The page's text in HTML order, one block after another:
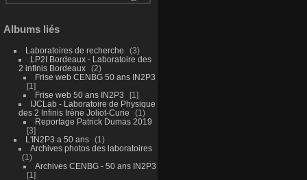
Albums liés
Laboratoires de recherche
3
LP2I Bordeaux - Laboratoire des
2 infinis Bordeaux
2
Frise web CENBG 50 ans IN2P3
1
Frise web 50 ans IN2P3
1
IJCLab - Laboratoire de Physique
des 2 Infinis Irène Joliot-Curie
1
Reportage Patrick Dumas 2019
3
L'IN2P3 a 50 ans
1
Archives photos des laboratoires
1
Archives CENBG - 50 ans IN2P3
1